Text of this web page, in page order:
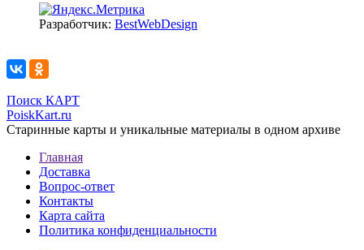
Разработчик: BestWebDesign
Поиск КАРТ
PoiskKart.ru
Старинные карты и уникальные материалы в одном архиве
Главная
Доставка
Вопрос-ответ
Контакты
Карта сайта
Политика конфиденциальности